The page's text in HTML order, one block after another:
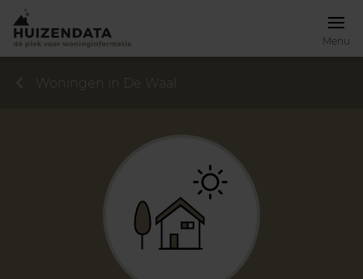
Menu
Woningen in De Waal